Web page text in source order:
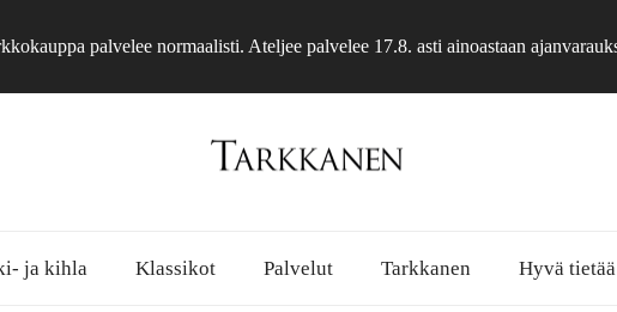
palvelee normaalisti. Ateljee palvelee 17.8. asti ainoastaan
ja kihla Klassikot Palvelut Tarkkanen Hyvä tietää